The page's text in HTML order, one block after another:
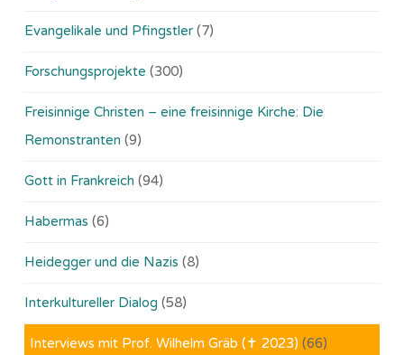
Evangelikale und Pfingstler (7)
Forschungsprojekte (300)
Freisinnige Christen – eine freisinnige Kirche: Die
Remonstranten (9)
Gott in Frankreich (94)
Habermas (6)
Heidegger und die Nazis (8)
Interkultureller Dialog (58)
Interviews mit Prof. Wilhelm Gräb (✝ 2023) (66)